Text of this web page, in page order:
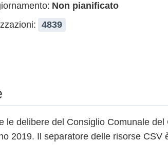
Non pianificato
4839
le delibere del Consiglio Comunale del
2019. Il separatore delle risorse CSV